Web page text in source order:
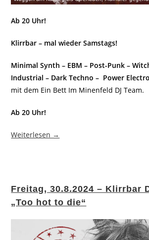
Ab 20 Uhr!
Klirrbar – mal wieder Samstags!
Minimal Synth – EBM – Post-Punk –
Industrial – Dark Techno – Power
mit dem Ein Bett Im Minenfeld DJ Team.
Ab 20 Uhr!
Weiterlesen →
Freitag, 30.8.2024 – Klirrbar
„Too hot to die“